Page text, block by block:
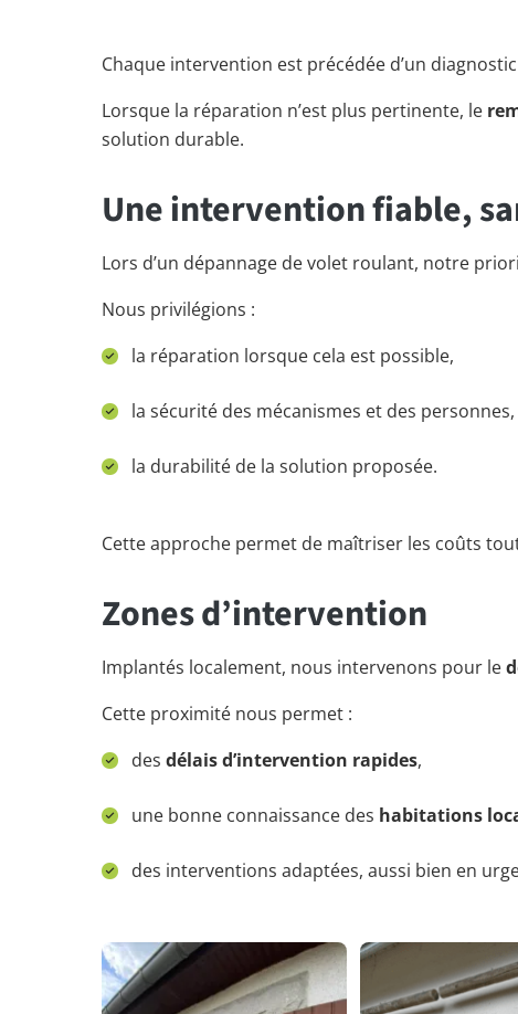
Chaque intervention est précédée d’un
Lorsque la réparation n’est plus pertinente, le
solution durable.
Une intervention fiable,
Lors d’un dépannage de volet roulant, notre
Nous privilégions :
la réparation lorsque cela est possible,
la sécurité des mécanismes et des personnes,
la durabilité de la solution proposée.
Cette approche permet de maîtriser les coûts
Zones d’intervention
Implantés localement, nous intervenons pour le
Cette proximité nous permet :
desdélais d’intervention rapides,
une bonne connaissance des habitations
des interventions adaptées, aussi bien en